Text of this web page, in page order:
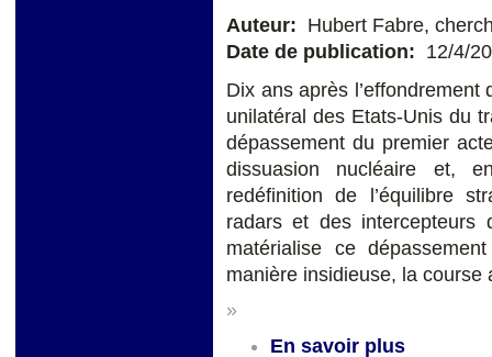
Auteur: Hubert Fabre,
Date de publication: 12/4/
Dix ans après l’effondrement
unilatéral des Etats-Unis du
dépassement du premier
dissuasion nucléaire et,
redéfinition de l’équilibre
radars et des
matérialise ce
manière insidieuse, la course
»
En savoir plus